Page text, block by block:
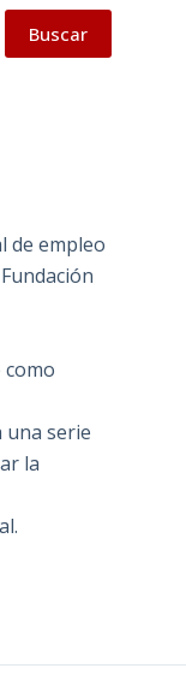
Buscar
de empleo
una serie
la